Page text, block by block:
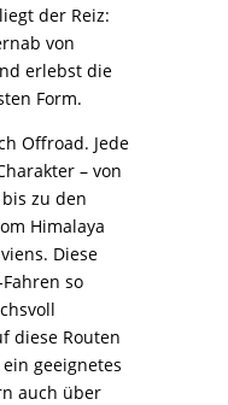
der Reiz:
von
erlebst die
Form.
Offroad. Jede
– von
zu den
Himalaya
Diese
so
diese Routen
geeignetes
auch über